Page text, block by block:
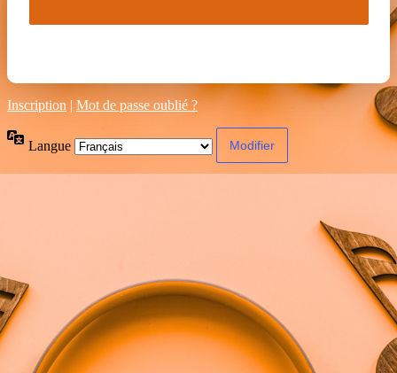
Inscription | Mot de passe oublié ?
Langue